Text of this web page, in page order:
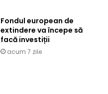
Fondul european de
extindere va începe să
facă investiții
acum 7 zile